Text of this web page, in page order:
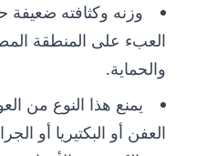
وزنه وكثافته
العبء على المنطقة
والحماية.
يمنع هذا النوع من
العفن أو البكتيريا أو